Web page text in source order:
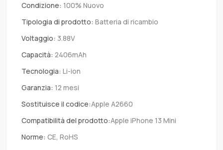
Condizione: 100% Nuovo
Tipologia di prodotto: Batteria di ricambio
Voltaggio: 3.88V
Capacità: 2406mAh
Tecnologia: Li-ion
Garanzia: 12 mesi
Sostituisce il codice:Apple A2660
Compatibilità del prodotto:Apple iPhone 13 Mini
Norme: CE, RoHS